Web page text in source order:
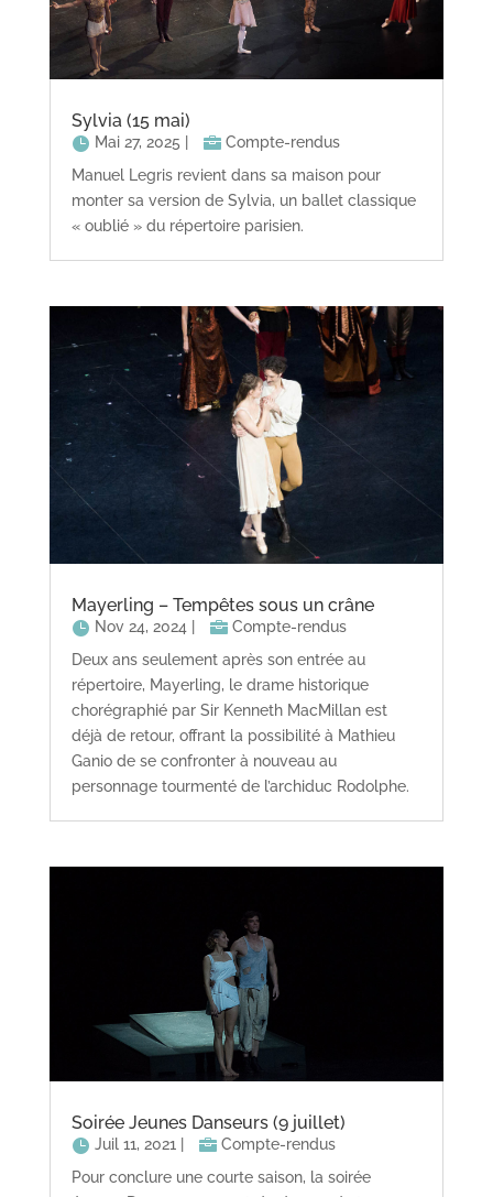
Sylvia (15 mai)
Mai 27, 2025
Compte-rendus
Manuel Legris revient dans sa maison pour
monter sa version de Sylvia, un ballet classique
« oublié » du répertoire parisien.
Mayerling – Tempêtes sous un crâne
Nov 24, 2024
Compte-rendus
Deux ans seulement après son entrée au
répertoire, Mayerling, le drame historique
chorégraphié par Sir Kenneth MacMillan est
déjà de retour, offrant la possibilité à Mathieu
Ganio de se confronter à nouveau au
personnage tourmenté de l’archiduc Rodolphe.
Soirée Jeunes Danseurs (9 juillet)
Juil 11, 2021
Compte-rendus
Pour conclure une courte saison, la soirée